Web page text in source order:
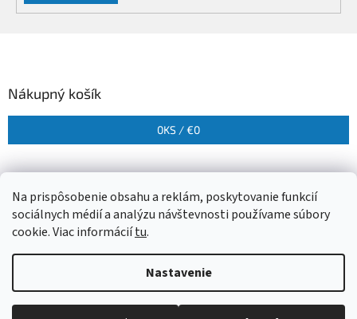
Na prispôsobenie obsahu a reklám, poskytovanie funkcií
sociálnych médií a analýzu návštevnosti používame súbory
cookie. Viac informáciítu.
Nastavenie
Nákupný košík
0KS /€0
Copyright 2026Herbora. Všetky práva vyhradené.Upraviť